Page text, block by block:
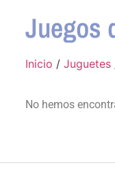
Juegos
Inicio / Juguetes
No hemos